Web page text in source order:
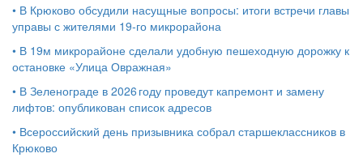
• В Крюково обсудили насущные вопросы: итоги встречи главы
управы с жителями 19‑го микрорайона
• В 19м микрорайоне сделали удобную пешеходную дорожку к
остановке «Улица Овражная»
• В Зеленограде в 2026 году проведут капремонт и замену
лифтов: опубликован список адресов
• Всероссийский день призывника собрал старшеклассников в
Крюково